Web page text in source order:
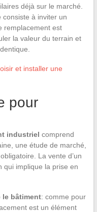
déjà sur le marché.
consiste à inviter un
remplacement est
la valeur du terrain et
et installer une
pour
industriel comprend
une étude de marché,
La vente d’un
qui implique la prise en
le bâtiment: comme pour
est un élément